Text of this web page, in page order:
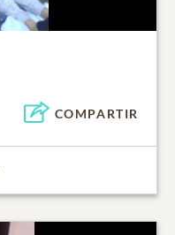
COMPARTIR